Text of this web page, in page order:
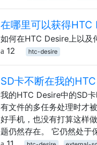
在哪里可以获得
如何在HTC Desire上以及
12
htc-desire
SD卡不断在我的
我的HTC Desire中的SD
有文件的多任务处理时才
好手机，也没有打算这样
题仍然存在。 它仍然处于